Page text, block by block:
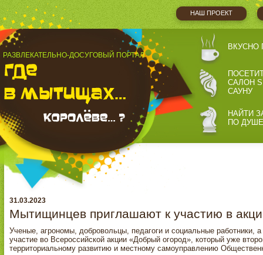
НАШ ПРОЕКТ
РАЗВЛЕКАТЕЛЬНО-ДОСУГОВЫЙ ПОРТАЛ
ВКУСНО
САЛОН
САУНУ
НАЙТИ
ПО ДУШЕ
31.03.2023
Мытищинцев приглашают к участию в
Ученые, агрономы, добровольцы, педагоги и социальные работники,
участие во Всероссийской акции «Добрый огород», который уже
территориальному развитию и местному самоуправлению